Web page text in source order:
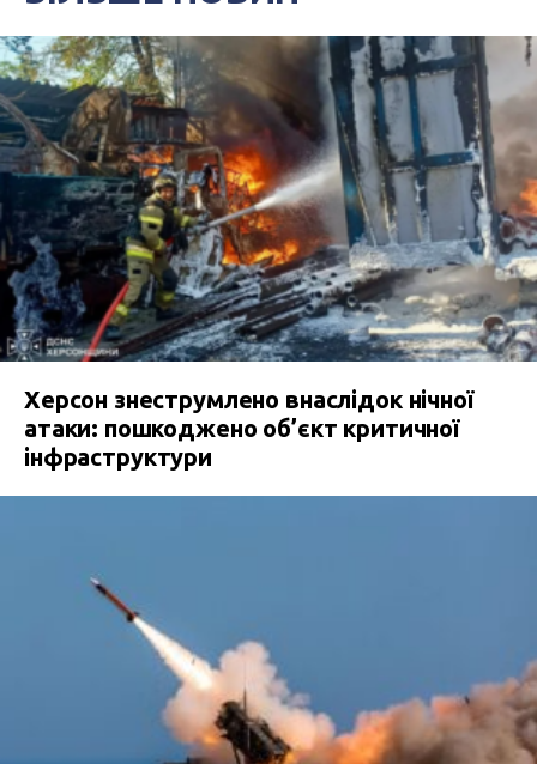
Херсон знеструмлено внаслідок нічної
атаки: пошкоджено об’єкт критичної
інфраструктури